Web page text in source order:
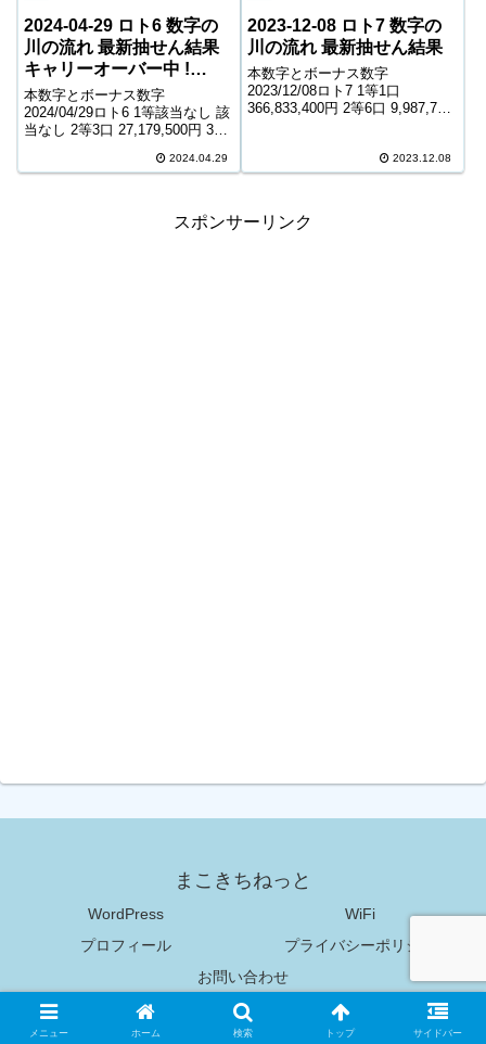
2024-04-29 ロト6 数字の
川の流れ 最新抽せん結果
キャリーオーバー中 !
677,231,175円
本数字とボーナス数字
2024/04/29ロト6 1等該当なし 該
当なし 2等3口 27,179,500円 3等
7,900円 5等185,746口 1,000円
2024.04.29
2023-12-08 ロト7 数字の
川の流れ 最新抽せん結果
本数字とボーナス数字
2023/12/08ロト7 1等1口
366,833,400円 2等6口 9,987,700
2023.12.08
スポンサーリンク
まこきちねっと
WordPress
WiFi
プロフィール
プライバシーポリシー
お問い合わせ
Copyright © 2018-2026 まこきちねっと All Rights Reserved.
メニュー ホーム 検索 トップ サイドバー